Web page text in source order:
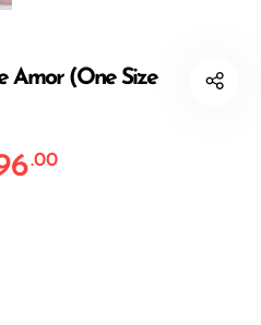
Amor (One Size
era: RD$1,995.00.
.00El precio actual es: